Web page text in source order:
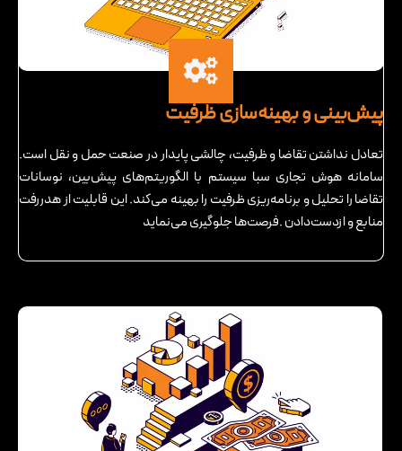
پیش‌بینی و بهینه‌سازی ظرفیت
تعادل نداشتن تقاضا و ظرفیت، چالشی پایدار در صنعت حمل‌ و نقل است.
سامانه هوش تجاری سبا سیستم با الگوریتم‌های پیش‌بین، نوسانات
تقاضا را تحلیل و برنامه‌ریزی ظرفیت را بهینه می‌کند. این قابلیت از هدررفت
منابع و ازدست‌دادن .فرصت‌ها جلوگیری می‌نماید